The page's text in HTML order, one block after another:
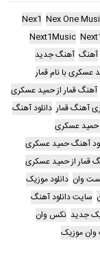
Nex One
Nex1
Next1Music
آهنگ آهنگ جدید
با نام قمار
آهنگ قمار از حمید عسکری
آهنگ قمار دانلود آهنگ
حمید عسکری
آهنگ حمید عسکری
قمار از حمید عسکری
وان دانلود موزیک
سایت دانلود آهنگ
جدید نکس وان
موزیک